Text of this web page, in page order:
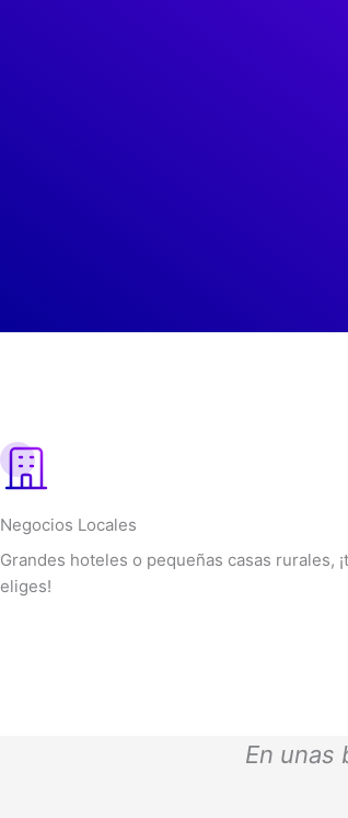
Negocios Locales
Grandes hoteles o pequeñas casas rurales,
eliges!
En unas